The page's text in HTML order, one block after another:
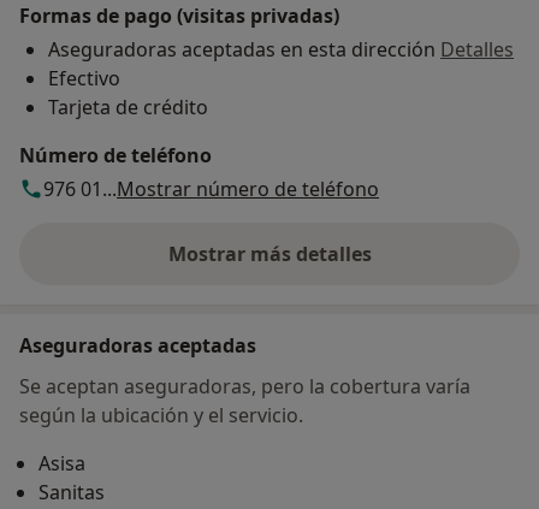
Formas de pago (visitas privadas)
Aseguradoras aceptadas en esta dirección Detalles
Efectivo
Tarjeta de crédito
Número de teléfono
976 01...Mostrar número de teléfono
Mostrar más detalles
sobre la dirección
Aseguradoras aceptadas
Se aceptan aseguradoras, pero la cobertura varía
según la ubicación y el servicio.
Asisa
Sanitas